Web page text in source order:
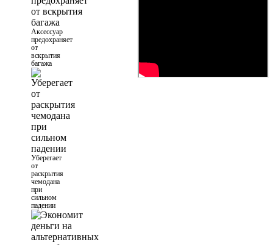
Аксессуар
предохраняет
от
вскрытия
багажа
Уберегает
от
раскрытия
чемодана
при
сильном
падении